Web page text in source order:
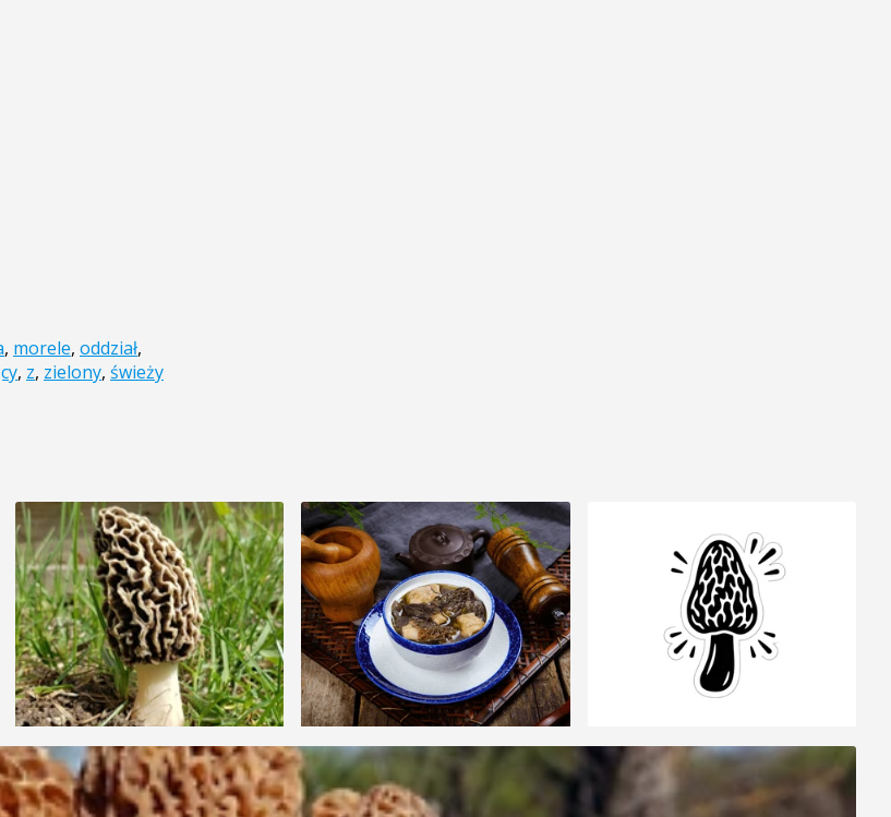
, morele, oddział,
, z, zielony, świeży